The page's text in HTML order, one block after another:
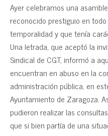
Ayer celebramos una
reconocido prestiguio en
temporalidad y que tenía
Una letrada, que aceptó la
Sindical de CGT, informó a
encuentran en abuso en la
administración pública, en
Ayuntamiento de Zaragoza.
pudieron realizar las
que si bien partía de una